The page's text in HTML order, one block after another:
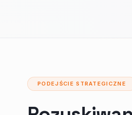
PODEJŚCIE STRATEGICZNE